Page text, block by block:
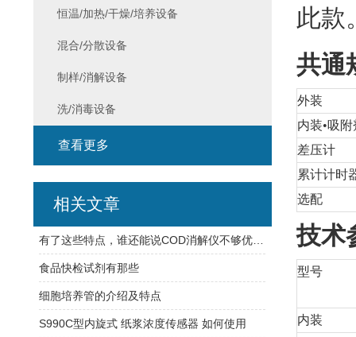
此款
共通
外装
内装•吸附
差压计
累计计时
选配
技术
型号
内装
恒温/加热/干燥/培养设备
混合/分散设备
制样/消解设备
洗/消毒设备
查看更多
相关文章
食品快检试剂有那些
细胞培养管的介绍及特点
S990C型内旋式 纸浆浓度传感器 如何使用